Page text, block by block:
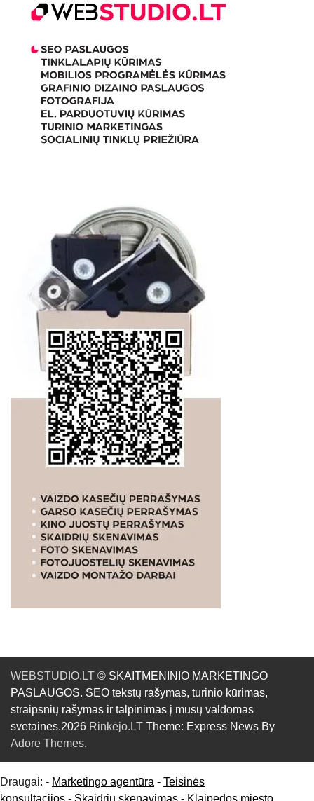
WEBSTUDIO.LT © SKAITMENINIO MARKETINGO
PASLAUGOS. SEO tekstų rašymas, turinio kūrimas,
straipsnių rašymas ir talpinimas į mūsų valdomas
svetaines.2026 Rinkėjo.LT Theme: Express News By
Adore Themes.
Draugai: - Marketingo agentūra - Teisinės
konsultacijos - Skaidrių skenavimas - Klaipedos miesto